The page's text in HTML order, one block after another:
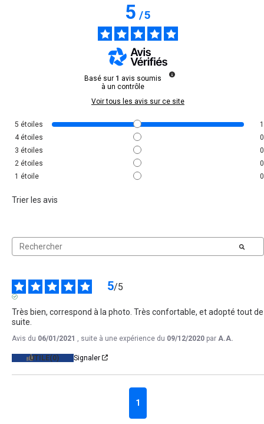
5/5
Basé sur 1 avis soumis
à un contrôle
Voir tous les avis sur ce site
5 étoiles
1
4 étoiles
0
3 étoiles
0
2 étoiles
0
1 étoile 0
Trier les avis
5/5
Très bien, correspond à la photo. Très confortable, et adopté tout de
suite.
Avis du 06/01/2021 , suite à une expérience du 09/12/2020 par A.A.
UTILE(0) Signaler
1